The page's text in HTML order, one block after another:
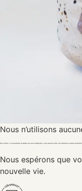
Nous n’utilisons
fois celles-ci consumées et après les avoir nettoyées, vous pouvez donc les réutiliser comme récipient
Nous espérons que
nouvelle vie.